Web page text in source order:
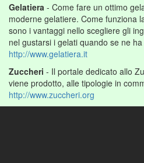
Gelatiera - Come fare un ottimo
moderne gelatiere. Come funziona
sono i vantaggi nello scegliere gli
nel gustarsi i gelati quando se ne
http://www.gelatiera.it
Zuccheri - Il portale dedicato allo
viene prodotto, alle tipologie in
http://www.zuccheri.org